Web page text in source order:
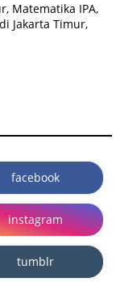
Matematika IPA,
Jakarta Timur,
facebook
instagram
tumblr